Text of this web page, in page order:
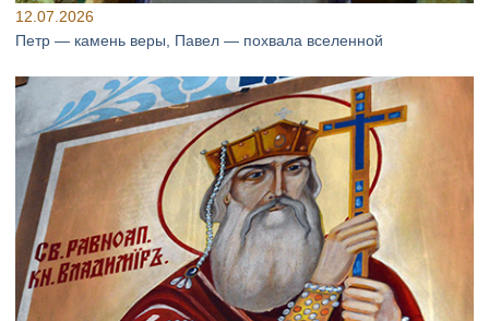
12.07.2026
Петр — камень веры, Павел — похвала вселенной